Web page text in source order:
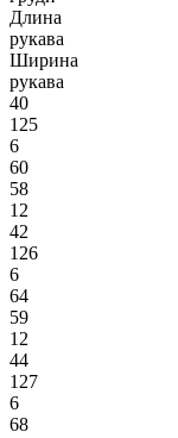
Длина
рукава
Ширина
рукава
40
125
6
60
58
12
42
126
6
64
59
12
44
127
6
68